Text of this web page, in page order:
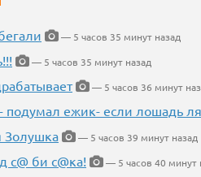
— 5 часов 35 минут назад
— 5 часов 35 минут назад
— 5 часов 36 минут
подумал ежик- если лошадь
Золушка
— 5 часов 39 минут назад
с@ би с@ка!
— 5 часов 40 минут